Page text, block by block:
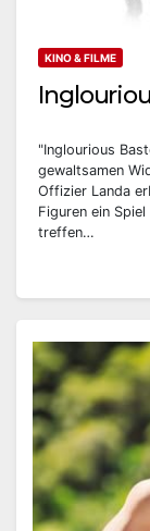
KINO & FILME
"Inglourious
gewaltsamen
Offizier Landa
Figuren ein
treffen…